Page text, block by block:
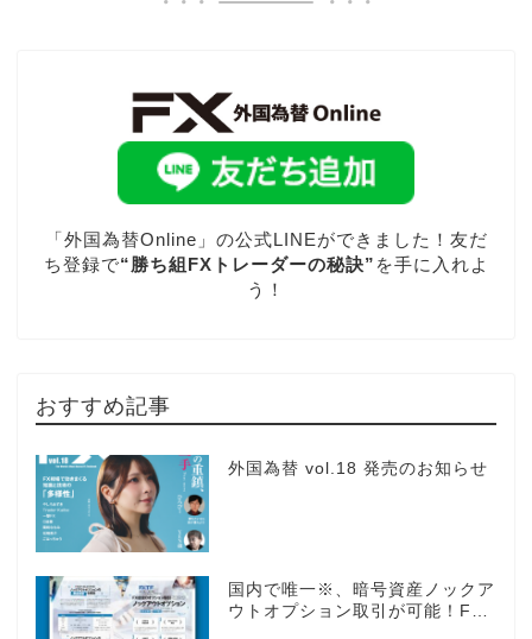
「外国為替Online」の公式LINEができました！友だ
ち登録で“勝ち組FXトレーダーの秘訣” を手に入れよ
う！
おすすめ記事
外国為替 vol.18 発売のお知らせ
国内で唯一※、暗号資産ノックア
ウトオプション取引が可能！FX